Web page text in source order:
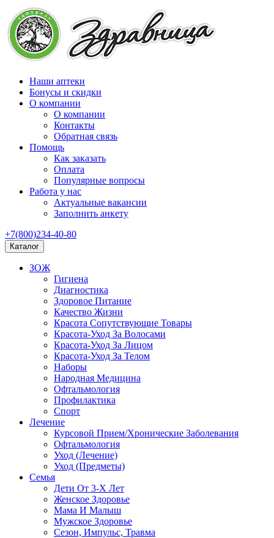
Наши аптеки
Бонусы и скидки
О компании
О компании
Контакты
Обратная связь
Помощь
Как заказать
Оплата
Популярные вопросы
Работа у нас
Актуальные вакансии
Заполнить анкету
+7(800)234-40-80
Каталог
ЗОЖ
Гигиена
Диагностика
Здоровое Питание
Качество Жизни
Красота Сопутствующие Товары
Красота-Уход За Волосами
Красота-Уход За Лицом
Красота-Уход За Телом
Наборы
Народная Медицина
Офтальмология
Профилактика
Спорт
Лечение
Курсовой Прием/Хронические Заболевания
Офтальмология
Уход (Лечение)
Уход (Предметы)
Семья
Дети От 3-Х Лет
Женское Здоровье
Мама И Малыш
Мужское Здоровье
Сезон, Импульс, Травма